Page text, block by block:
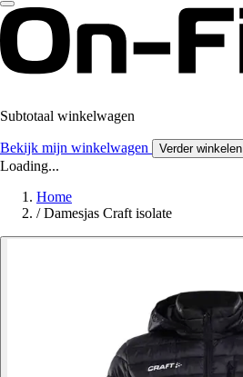
Subtotaal winkelwagen
Bekijk mijn winkelwagen Verder winkelen
Loading...
Home
/ Damesjas Craft isolate